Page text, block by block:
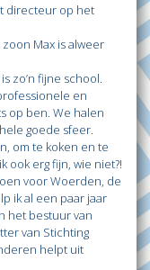
directeur op het
Max is alweer
zo’n fijne school.
en
op ben. We halen
goede sfeer.
om te koken en te
ook erg fijn, wie niet?!
voor Woerden, de
ik al een paar jaar
het bestuur van
van Stichting
helpt uit